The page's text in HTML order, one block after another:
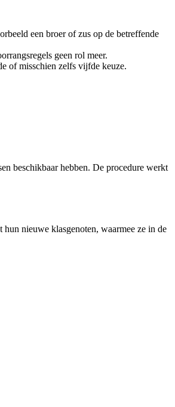
een broer of zus op de betreffende
geen rol meer.
of misschien zelfs vijfde keuze.
beschikbaar hebben. De procedure werkt
nieuwe klasgenoten, waarmee ze in de